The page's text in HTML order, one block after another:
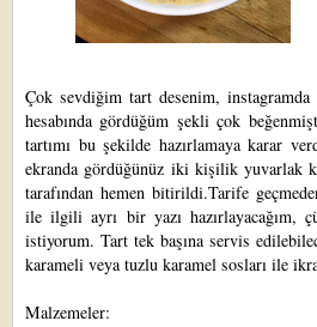
Çok sevdiğim tart desenim,
hesabında gördüğüm şekli çok
tartımı bu şekilde hazırlamaya karar
ekranda gördüğünüz iki kişilik yuvarlak
tarafından hemen bitirildi.Tarife
ile ilgili ayrı bir yazı hazırlayacağım,
istiyorum. Tart tek başına servis
karameli veya tuzlu karamel sosları ile
Malzemeler: